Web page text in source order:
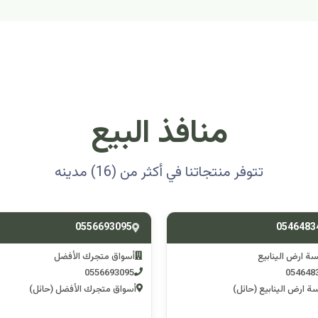
منافذ البيع
تتوفر منتجاتنا في أكثر من (16) مدينه
متجرك الأفضل
متجرك الأفضل (حائل)
0501314012
اسوق مكشات جو
0501314012
اسوق مكشات جو (الرصف)